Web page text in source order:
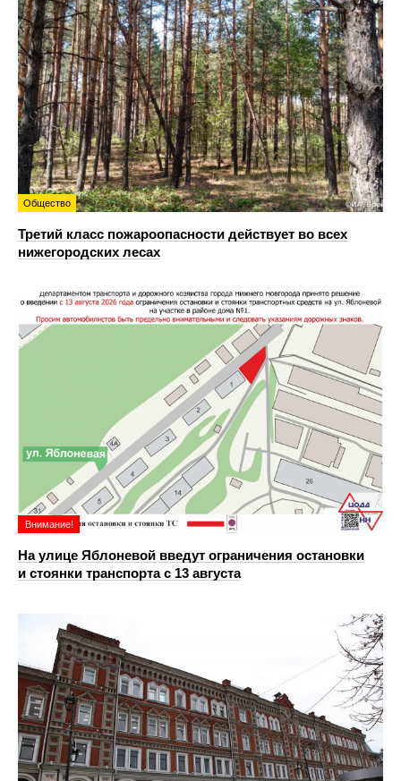
Общество
Третий класс пожароопасности действует во всех
нижегородских лесах
Внимание!
На улице Яблоневой введут ограничения остановки
и стоянки транспорта с 13 августа